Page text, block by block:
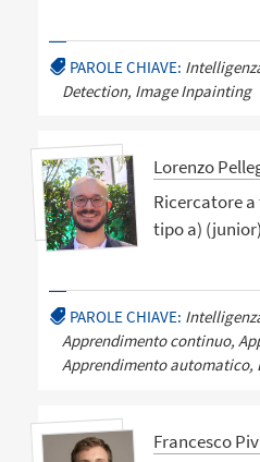
PAROLE CHIAVE:
Detection, Image Inpainting
Lorenzo
Ricercatore
tipo a) (junior)
PAROLE CHIAVE:
Apprendimento continuo,
Apprendimento automatico,
Francesco